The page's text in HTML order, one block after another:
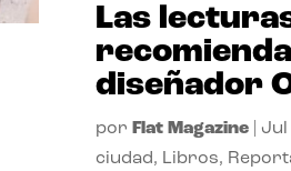
Las
diseñador
por Flat Magazine| Jul
ciudad, Libros,